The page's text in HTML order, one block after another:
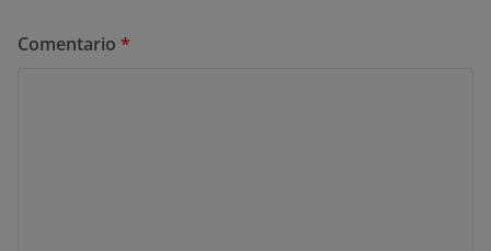
Comentario *